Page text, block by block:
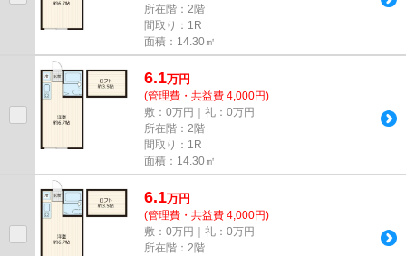
所在階：2階
間取り：1R
面積：14.30㎡
6.1万円
(管理費・共益費 4,000円)
敷：0万円｜礼：0万円
所在階：2階
間取り：1R
面積：14.30㎡
6.1万円
(管理費・共益費 4,000円)
敷：0万円｜礼：0万円
所在階：2階